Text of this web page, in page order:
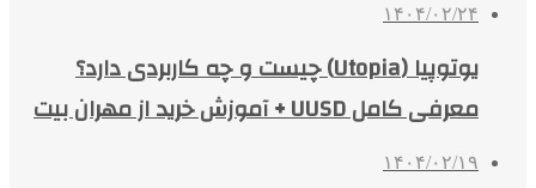
۱۴۰۴/۰۲/۲۴
یوتوپیا (Utopia) چیست و چه کاربردی دارد؟
معرفی کامل UUSD + آموزش خرید از مهران بیت
۱۴۰۴/۰۲/۱۹